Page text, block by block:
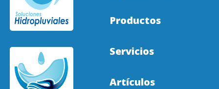
Productos
Servicios
Artículos